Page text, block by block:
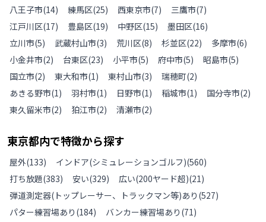
八王子市(14) 練馬区(25) 西東京市(7) 三鷹市(7)
江戸川区(17) 豊島区(19) 中野区(15) 墨田区(16)
立川市(5) 武蔵村山市(3) 荒川区(8) 杉並区(22) 多摩市(6)
小金井市(2) 台東区(23) 小平市(5) 府中市(5) 昭島市(5)
国立市(2) 東大和市(1) 東村山市(3) 瑞穂町(2)
あきる野市(1) 羽村市(1) 日野市(1) 稲城市(1) 国分寺市(2)
東久留米市(2) 狛江市(2) 清瀬市(2)
東京都内で特徴から探す
屋外(133) インドア(シミュレーションゴルフ)(560)
打ち放題(383) 安い(329) 広い(200ヤード超)(21)
弾道測定器(トップレーサー、トラックマン等)あり (527)
パター練習場あり (184) バンカー練習場あり (71)